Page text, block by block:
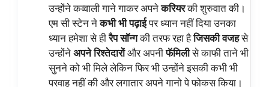
उन्होंने कव्वाली गाने गाकर अपनेकरियरकी शुरुवात की।
एम सी स्टेन नेकभी भी पढ़ाईपर ध्यान नहीं दिया उनका
ध्यान हमेशा से हीरैप सॉन्गकी तरफ रहा हैजिसकी वजहसे
उन्होंनेअपने रिश्तेदारोंऔर अपनीफॅमिलीसे काफी ताने भी
सुनने को भी मिले लेकिन फिर भी उन्होंने इसकी कभी भी
परवाह नहीं की और लगातार अपने गानो पे फोकस किया।